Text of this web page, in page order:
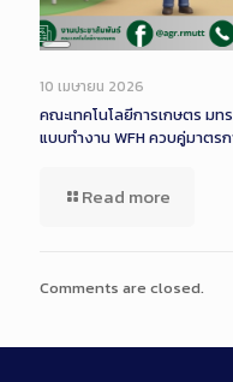
Long
Description
10 เมษายน 2026
คณะเทคโนโลยีการเกษตร ม
แบบทำงาน WFH ควบคู่มาตร
Read more
Comments are closed.